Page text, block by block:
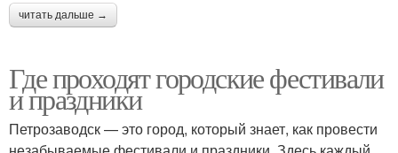
читать дальше →
Где проходят городские фестивали
и праздники
Петрозаводск — это город, который знает, как провести